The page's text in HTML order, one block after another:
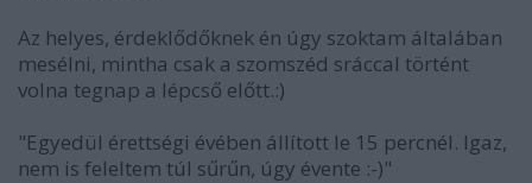
Az helyes, érdeklődőknek én úgy szoktam általában
mesélni, mintha csak a szomszéd sráccal történt
volna tegnap a lépcső előtt.:)
"Egyedül érettségi évében állított le 15 percnél. Igaz,
nem is feleltem túl sűrűn, úgy évente :-)"